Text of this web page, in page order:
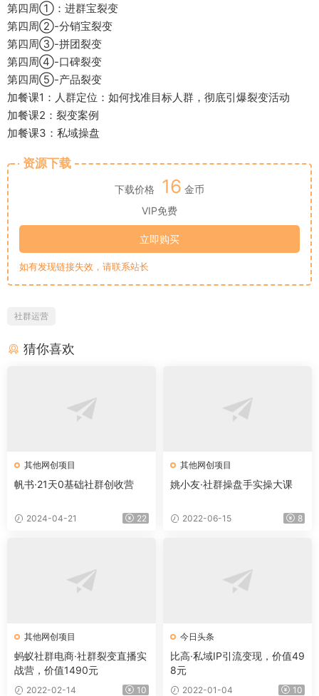
第四周①：进群宝裂变
第四周②-分销宝裂变
第四周③-拼团裂变
第四周④-口碑裂变
第四周⑤-产品裂变
加餐课1：人群定位：如何找准目标人群，彻底引爆裂变活动
加餐课2：裂变案例
加餐课3：私域操盘
资源下载
下载价格 16 金币
VIP免费
立即购买
如有发现链接失效，请联系站长
社群运营
猜你喜欢
其他网创项目
帆书·21天0基础社群创收营
2024-04-21 22
其他网创项目
姚小友·社群操盘手实操大课
2022-06-15 8
其他网创项目
蚂蚁社群电商·社群裂变直播实
战营，价值1490元
2022-02-14 10
今日头条
比高·私域IP引流变现，价值49
8元
2022-01-04 10